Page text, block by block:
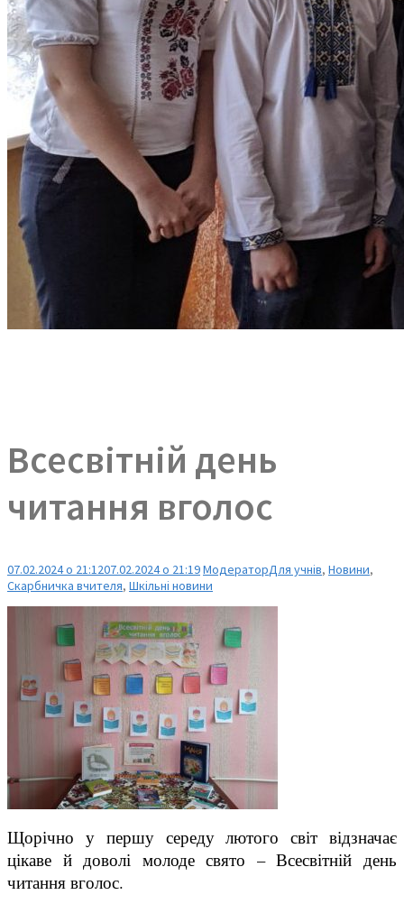
Всесвітній день
читання вголос
07.02.2024 о 21:1207.02.2024 о 21:19МодераторДля учнів, Новини,
Скарбничка вчителя, Шкільні новини
Щорічно у першу середу лютого світ відзначає
цікаве й доволі молоде свято – Всесвітній день
читання вголос.